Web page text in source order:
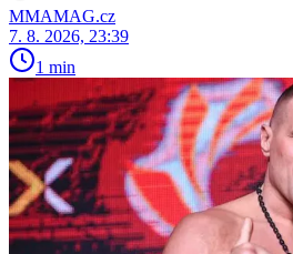
MMAMAG.cz
7. 8. 2026, 23:39
1 min